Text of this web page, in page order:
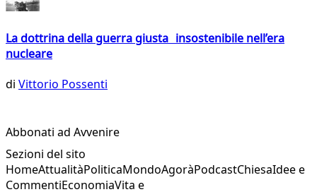
La dottrina della guerra giusta insostenibile nell’era
nucleare
di Vittorio Possenti
Abbonati ad Avvenire
Sezioni del sito
HomeAttualitàPoliticaMondoAgoràPodcastChiesaIdee e
CommentiEconomiaVita e